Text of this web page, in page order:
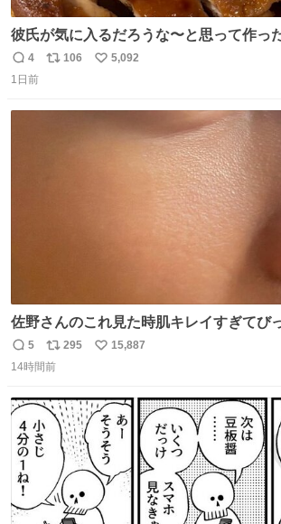
彼氏が気に入るだろうな〜と思って作っ
美味しい美味しい言ってくれて嬉しい
返
信
4
リ
106
い
5,092
1日前
佐野さんのこれ見た時肌キレイすぎてび
はりアイドルって体型･肌管理すごすぎる
返
信
5
リ
ポ
ト
295
い
数
15,887
14時間前